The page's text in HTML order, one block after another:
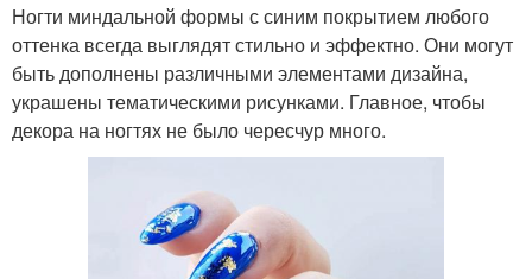
Ногти миндальной формы с синим покрытием любого
оттенка всегда выглядят стильно и эффектно. Они могут
быть дополнены различными элементами дизайна,
украшены тематическими рисунками. Главное, чтобы
декора на ногтях не было чересчур много.